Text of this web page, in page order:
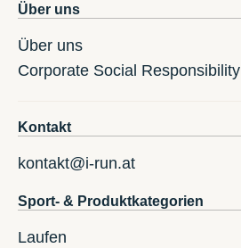
Über uns
Über uns
Corporate Social Responsibility
Kontakt
kontakt@i-run.at
Sport- & Produktkategorien
Laufen